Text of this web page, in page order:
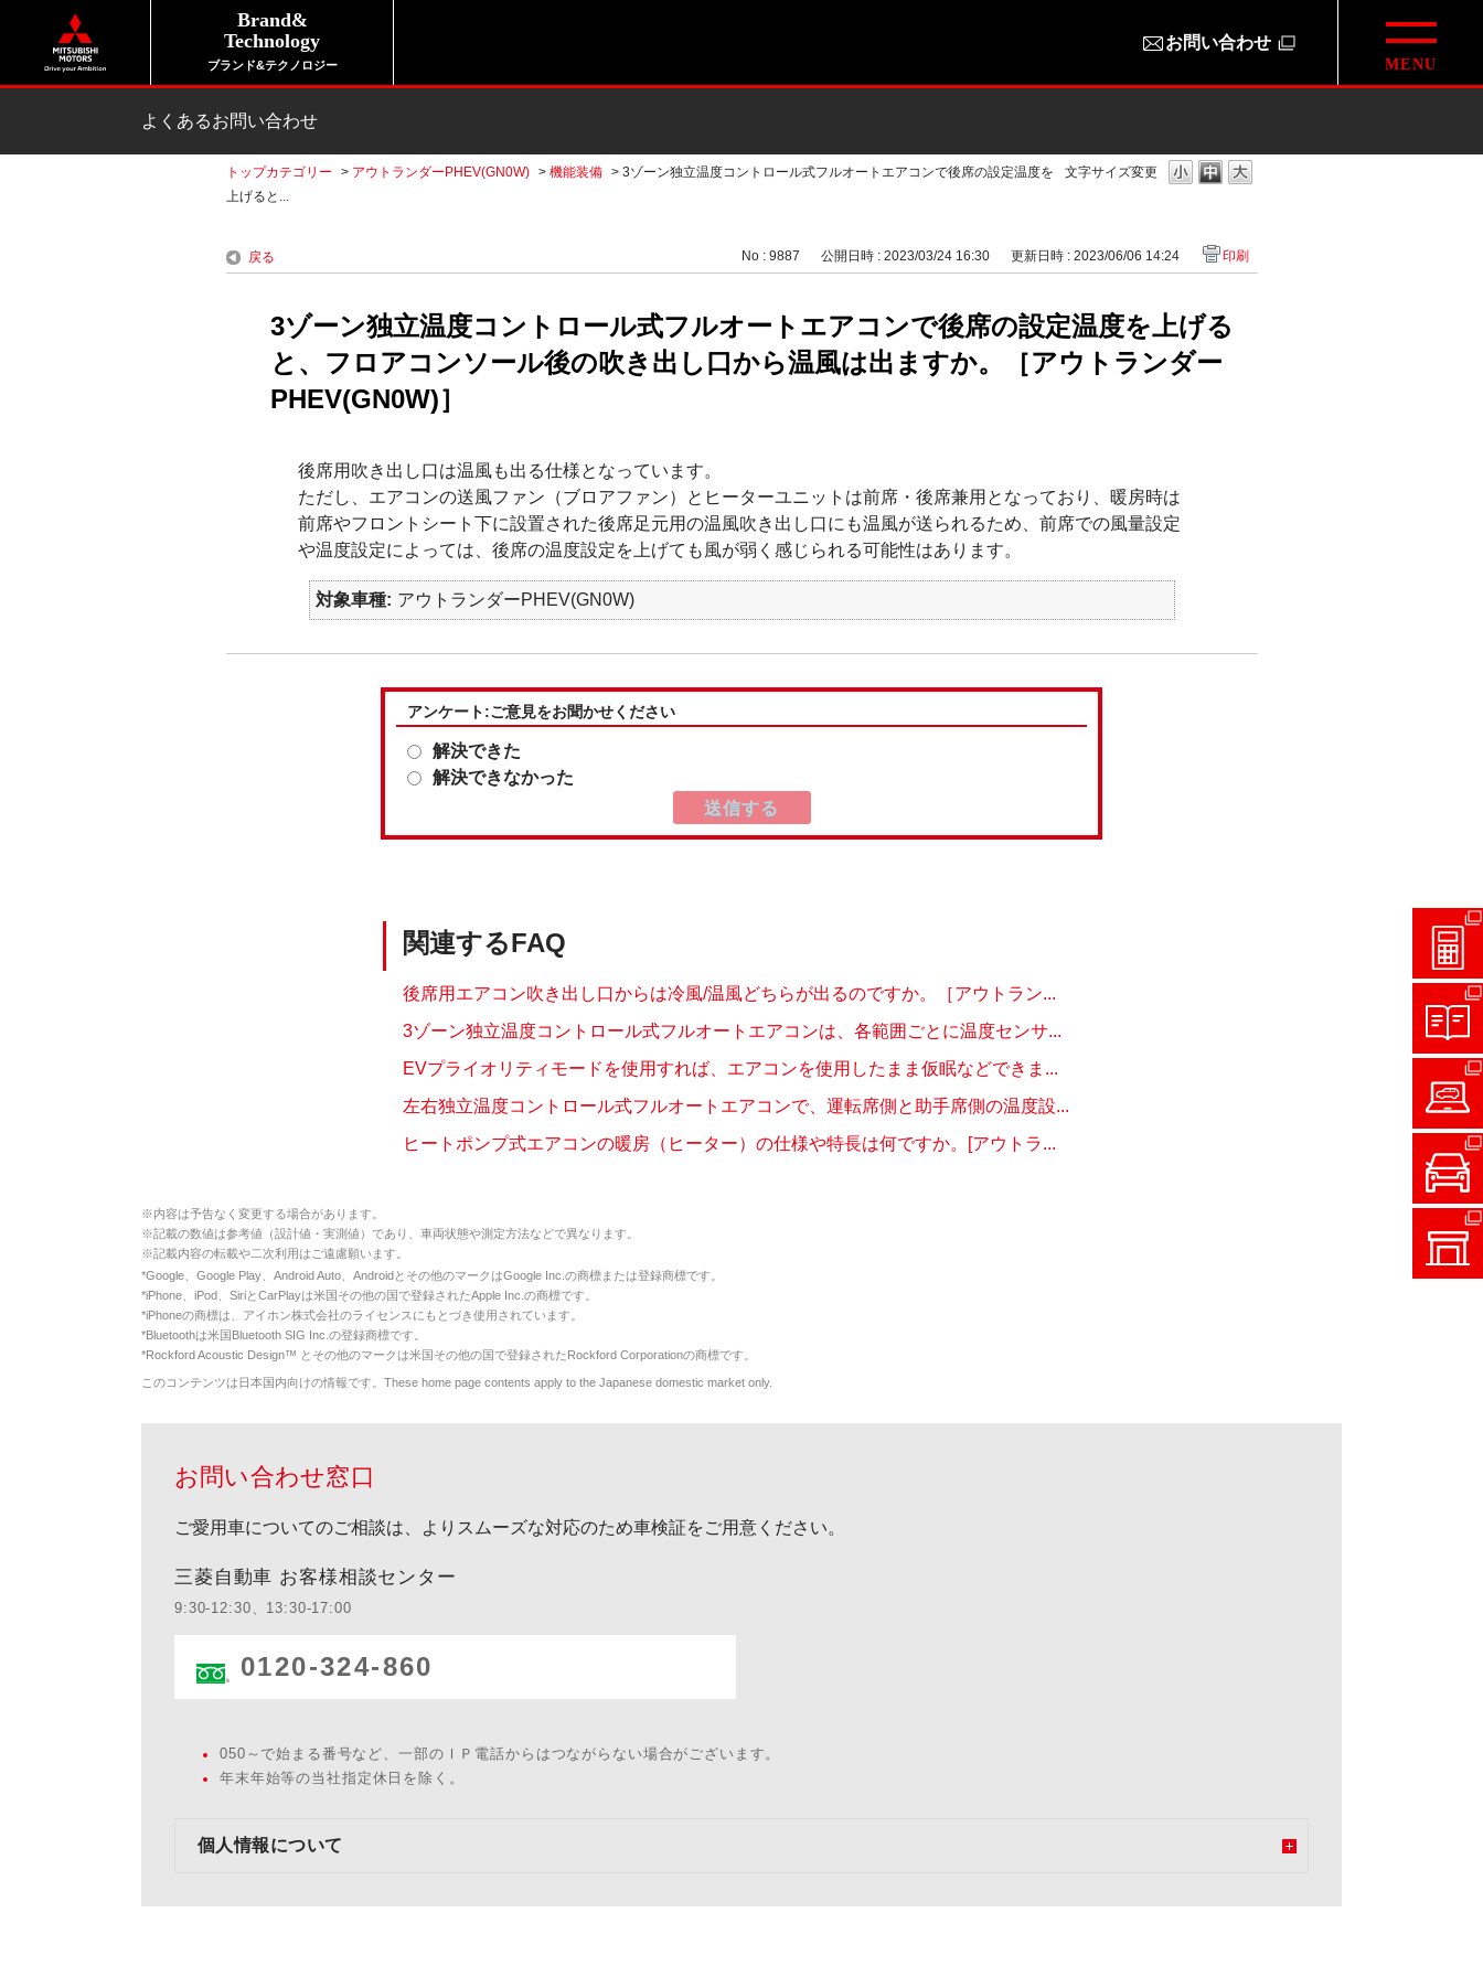
Brand&
Technology
ブランド&テクノロジー
お問い合わせ
よくあるお問い合わせ
文字サイズ変更
トップカテゴリー > アウトランダーPHEV(GN0W) > 機能装備 > 3ゾーン独立温度コントロール式フルオートエアコンで後席の設定温度を
上げると...
戻る No : 9887 公開日時 : 2023/03/24 16:30 更新日時 : 2023/06/06 14:24 印刷
3ゾーン独立温度コントロール式フルオートエアコンで後席の設定温度を上げる
と、フロアコンソール後の吹き出し口から温風は出ますか。［アウトランダー
PHEV(GN0W)］
後席用吹き出し口は温風も出る仕様となっています。
ただし、エアコンの送風ファン（ブロアファン）とヒーターユニットは前席・後席兼用となっており、暖房時は
前席やフロントシート下に設置された後席足元用の温風吹き出し口にも温風が送られるため、前席での風量設定
や温度設定によっては、後席の温度設定を上げても風が弱く感じられる可能性はあります。
対象車種 アウトランダーPHEV(GN0W)
アンケート:ご意見をお聞かせください
解決できた
解決できなかった
関連するFAQ
後席用エアコン吹き出し口からは冷風/温風どちらが出るのですか。［アウトラン...
3ゾーン独立温度コントロール式フルオートエアコンは、各範囲ごとに温度センサ...
EVプライオリティモードを使用すれば、エアコンを使用したまま仮眠などできま...
左右独立温度コントロール式フルオートエアコンで、運転席側と助手席側の温度設...
ヒートポンプ式エアコンの暖房（ヒーター）の仕様や特長は何ですか。[アウトラ...
※内容は予告なく変更する場合があります。
※記載の数値は参考値（設計値・実測値）であり、車両状態や測定方法などで異なります。
※記載内容の転載や二次利用はご遠慮願います。
*Google、Google Play、Android Auto、Androidとその他のマークはGoogle Inc.の商標または登録商標です。
*iPhone、iPod、SiriとCarPlayは米国その他の国で登録されたApple Inc.の商標です。
*iPhoneの商標は、アイホン株式会社のライセンスにもとづき使用されています。
*Bluetoothは米国Bluetooth SIG Inc.の登録商標です。
*Rockford Acoustic Design™ とその他のマークは米国その他の国で登録されたRockford Corporationの商標です。
このコンテンツは日本国内向けの情報です。These home page contents apply to the Japanese domestic market only.
お問い合わせ窓口
ご愛用車についてのご相談は、よりスムーズな対応のため車検証をご用意ください。
三菱自動車 お客様相談センター
9:30-12:30、13:30-17:00
0120-324-860
050～で始まる番号など、一部のＩＰ電話からはつながらない場合がございます。
年末年始等の当社指定休日を除く。
個人情報について